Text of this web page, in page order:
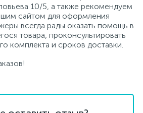
10/5, а также рекомендуем
сайтом для оформления
всегда рады оказать помощь в
товара, проконсультировать
комплекта и сроков доставки.